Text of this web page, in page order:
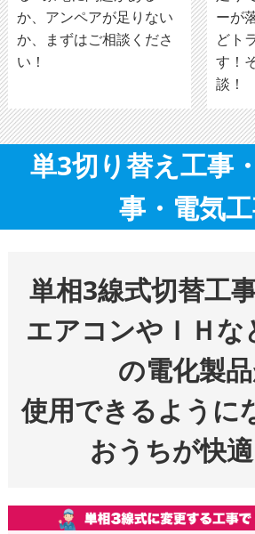
か、アンペアが足りない
か、まずはご相談くださ
い！
ーが
どト
す！
談！
単3切り替え工事
事・電気
単相3線式切替工
エアコンやＩＨな
の電化製
使用できるように
おうちが快適